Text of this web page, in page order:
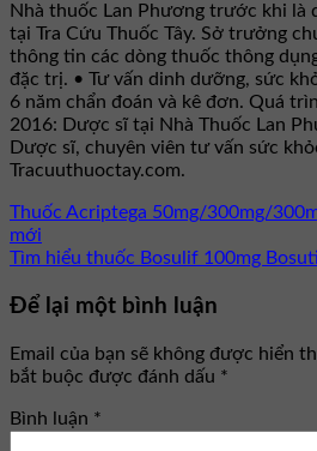
Nhà thuốc Lan Phương trước khi là
tại Tra Cứu Thuốc Tây. Sở trưởng
thông tin các dòng thuốc thông
đặc trị. • Tư vấn dinh dưỡng, sức
6 năm chẩn đoán và kê đơn. Quá
2016: Dược sĩ tại Nhà Thuốc Lan
Dược sĩ, chuyên viên tư vấn sức
Tracuuthuoctay.com.
Thuốc Acriptega 50mg/300mg/
mới
Tìm hiểu thuốc Bosulif 100mg
Để lại một bình luận
Email của bạn sẽ không được hiển
bắt buộc được đánh dấu *
Bình luận *